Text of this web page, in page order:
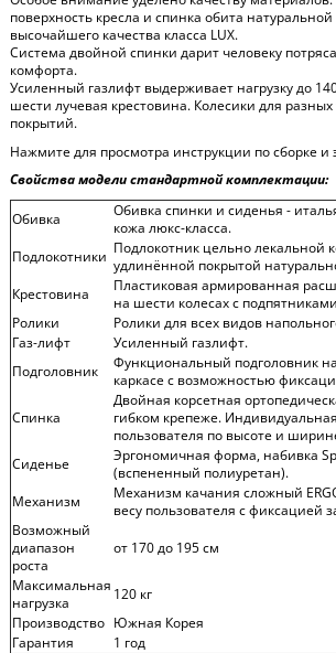
поверхность кресла и спинка обита
высочайшего качества класса LUX.
Система двойной спинки дарит человеку
комфорта.
Усиленный газлифт выдерживает нагрузку до
шести лучевая крестовина. Колесики для
покрытий.
Нажмите для просмотра инструкции по сборке и
Свойства модели стандартной комплектации:
Обивка
Обивка спинки и сиденья -
кожа люкс-класса.
Подлокотники Подлокотник цельно лекальной
удлинённой покрытой
Крестовина
Пластиковая армированная
на шести колесах с
Ролики
Ролики для всех видов
Газ-лифт
Усиленный газлифт.
Подголовник
Функциональный подголовник
каркасе с возможностью
Спинка
Двойная корсетная
гибком крепеже.
пользователя по высоте и
Сиденье
Эргономичная форма, набивка
(вспененный полиуретан).
Механизм
Механизм качания сложный
весу пользователя с фиксацией
Возможный
диапазон
роста
от 170 до 195 см
Максимальная
нагрузка
120 кг
Производство Южная Корея
Гарантия
1 год